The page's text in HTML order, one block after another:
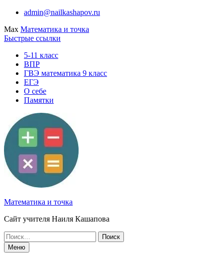
Перейти
содержимому
admin@nailkashapov.ru
Max Математика и точка
Быстрые ссылки
5-11 класс
ВПР
ГВЭ математика 9 класс
ЕГЭ
О себе
Памятки
Математика и точка
Сайт учителя Наиля Кашапова
Поиск
по:Меню